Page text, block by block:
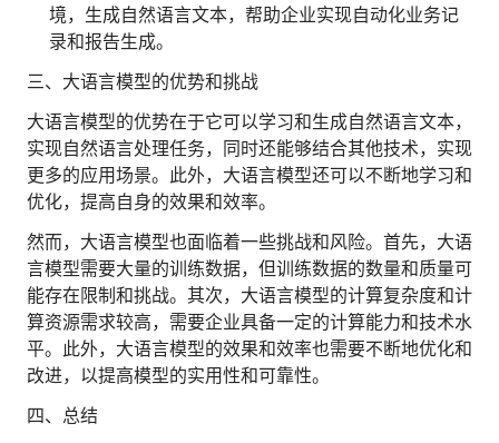
境，生成自然语言文本，帮助企业实现自动化业务记
录和报告生成。
三、大语言模型的优势和挑战
大语言模型的优势在于它可以学习和生成自然语言文本，
实现自然语言处理任务，同时还能够结合其他技术，实现
更多的应用场景。此外，大语言模型还可以不断地学习和
优化，提高自身的效果和效率。
然而，大语言模型也面临着一些挑战和风险。首先，大语
言模型需要大量的训练数据，但训练数据的数量和质量可
能存在限制和挑战。其次，大语言模型的计算复杂度和计
算资源需求较高，需要企业具备一定的计算能力和技术水
平。此外，大语言模型的效果和效率也需要不断地优化和
改进，以提高模型的实用性和可靠性。
四、总结